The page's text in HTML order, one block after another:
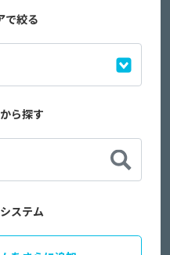
で絞る
ら探す
ステム